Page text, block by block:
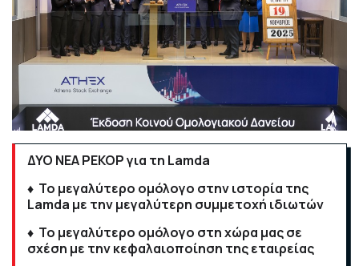
ΔΥΟ ΝΕΑ ΡΕΚΟΡ για τη Lamda
♦ Το μεγαλύτερο ομόλογο στην ιστορία της
Lamda με την μεγαλύτερη συμμετοχή ιδιωτών
♦ Το μεγαλύτερο ομόλογο στη χώρα μας σε
σχέση με την κεφαλαιοποίηση της εταιρείας